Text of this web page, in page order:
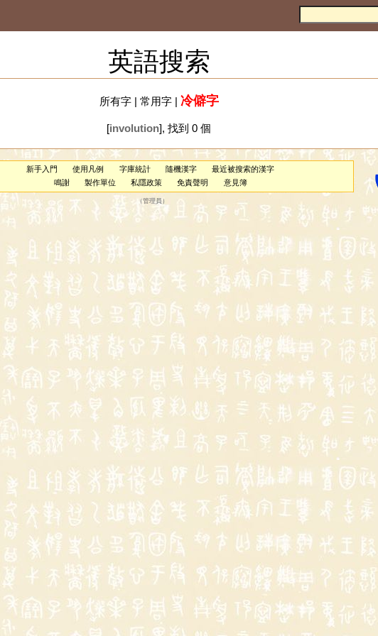
英語搜索
所有字| 常用字| 冷僻字
[involution], 找到 0 個
新手入門 使用凡例 字庫統計 隨機漢字
最近被搜索的漢字
鳴謝
製作單位 私隱政策 免責聲明 意見簿
（管理員 ）